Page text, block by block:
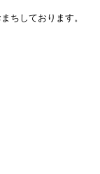
ちしております。